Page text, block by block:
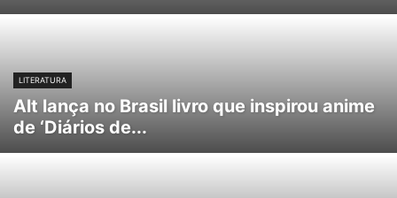
LITERATURA
Alt lança no Brasil livro que inspirou anime
de ‘Diários de...